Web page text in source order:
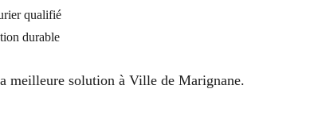
qualifié
durable
meilleure solution à Ville de Marignane.